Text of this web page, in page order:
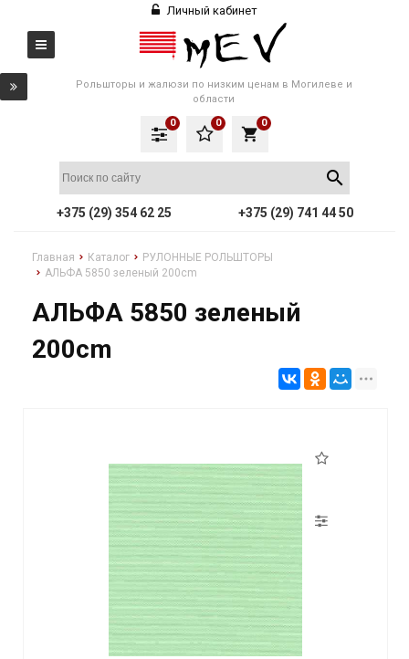
Личный кабинет
Рольшторы и жалюзи по низким ценам в Могилеве и
области
local_grocery_store
0
0
0
+375 (29) 354 62 25 +375 (29) 741 44 50
Главная Каталог
РУЛОННЫЕ РОЛЬШТОРЫ
АЛЬФА 5850 зеленый 200cm
АЛЬФА 5850 зеленый
200cm